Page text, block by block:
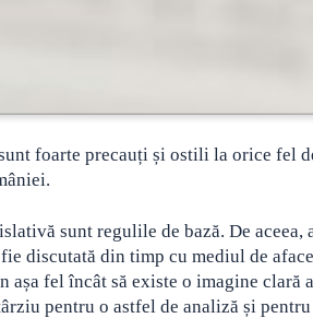
foarte precauți și ostili la orice fel
sunt regulile de bază. De aceea,
discutată din timp cu mediul de
fel încât să existe o imagine clară
pentru o astfel de analiză și